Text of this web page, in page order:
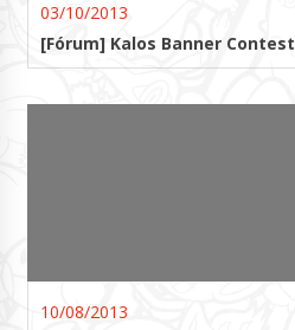
03/10/2013
[Fórum] Kalos Banner Contest
10/08/2013